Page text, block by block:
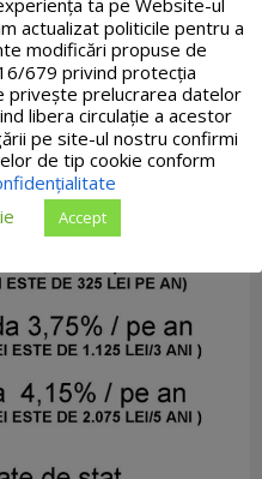
ta pe Website-ul
actualizat politicile pentru a
modificări propuse de
679 privind protecția
privește prelucrarea datelor
libera circulație a acestor
pe site-ul nostru confirmi
de tip cookie conform
Accept